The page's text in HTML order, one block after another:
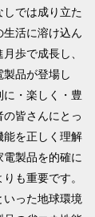
では成り立た
活に溶け込ん
歩で成長し、
品が登場し
・楽しく・豊
皆さんにとっ
能を正しく理解
電製品を的確に
も重要です。
った地球環境